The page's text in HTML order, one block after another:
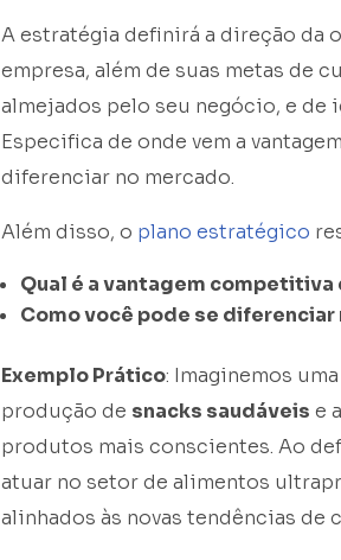
A estratégia definirá a direção da
empresa, além de suas metas de
almejados pelo seu negócio, e de
Especifica de onde vem a
diferenciar no mercado.
Além disso, o plano estratégico
Qual é a vantagem competitiva
Como você pode se diferenciar
Exemplo Prático: Imaginemos
produção de snacks saudáveis e
produtos mais conscientes. Ao
atuar no setor de alimentos
alinhados às novas tendências de